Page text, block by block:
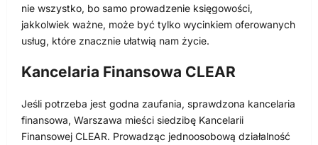
nie wszystko, bo samo prowadzenie księgowości,
jakkolwiek ważne, może być tylko wycinkiem oferowanych
usług, które znacznie ułatwią nam życie.
Kancelaria Finansowa CLEAR
Jeśli potrzeba jest godna zaufania, sprawdzona kancelaria
finansowa, Warszawa mieści siedzibę Kancelarii
Finansowej CLEAR. Prowadząc jednoosobową działalność